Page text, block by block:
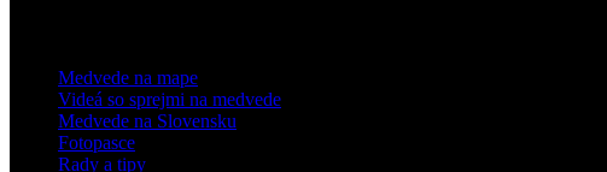
Medvede na mape
Videá so sprejmi na medvede
Medvede na Slovensku
Fotopasce
Rady a tipy